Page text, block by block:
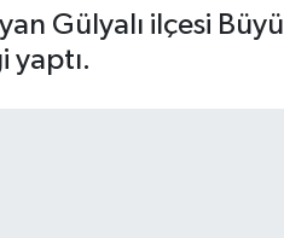
Gülyalı ilçesi
yaptı.